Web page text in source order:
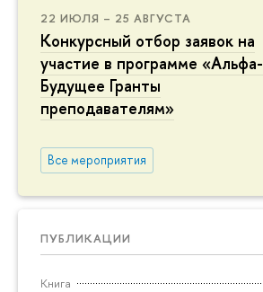
22 ИЮЛЯ – 25 АВГУСТА
Конкурсный отбор заявок на
участие в программе «Альфа-
Будущее Гранты
преподавателям»
Все мероприятия
ПУБЛИКАЦИИ
Книга